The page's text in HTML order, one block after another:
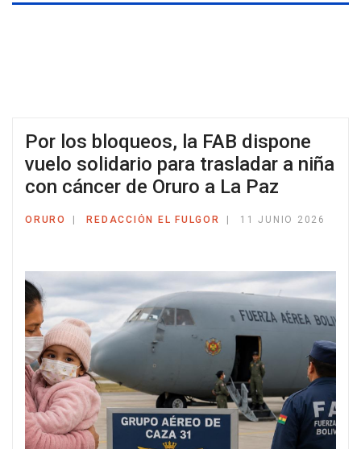
Por los bloqueos, la FAB dispone
vuelo solidario para trasladar a niña
con cáncer de Oruro a La Paz
ORURO REDACCIÓN EL FULGOR 11 JUNIO 2026